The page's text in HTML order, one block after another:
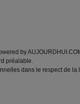
by
préalable.
dans le respect de